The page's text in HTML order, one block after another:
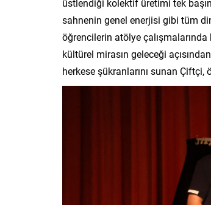
sahnenin genel enerjisi gibi tüm
öğrencilerin atölye
kültürel mirasın geleceği
herkese şükranlarını sunan